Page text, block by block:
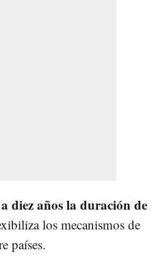
diez años la duración de
los mecanismos de
países.